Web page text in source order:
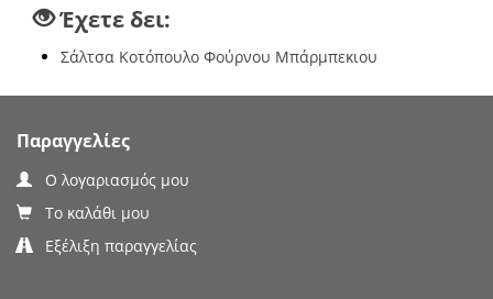
Έχετε δει:
Σάλτσα Κοτόπουλο Φούρνου Μπάρμπεκιου
Παραγγελίες
Ο λογαριασμός μου
Το καλάθι μου
Εξέλιξη παραγγελίας